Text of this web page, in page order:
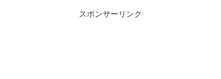
スポンサーリンク